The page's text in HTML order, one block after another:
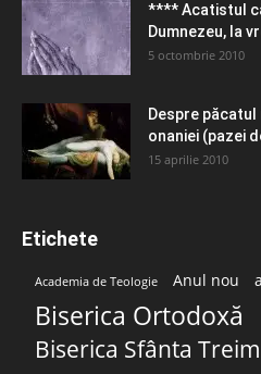
**** Acatistul
Dumnezeu, la
5 octombrie 2010
Despre
onaniei (pazei
15 aprilie 2010
Etichete
Academia de Teologie Anul nou
Biserica Ortodoxă
Biserica Sfânta